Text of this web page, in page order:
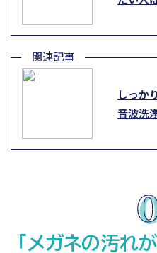
しっか
音波洗
「メガネの汚れ